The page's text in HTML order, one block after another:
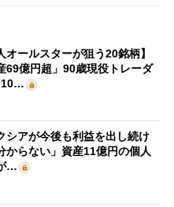
オールスターが狙う20銘柄】
69億円超」90歳現役トレーダ
シアが今後も利益を出し続け
からない」資産11億円の個人
…